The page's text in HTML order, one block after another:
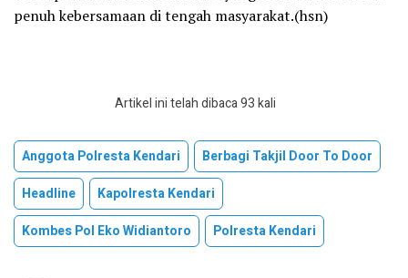
penuh kebersamaan di tengah masyarakat.(hsn)
Artikel ini telah dibaca 93 kali
Anggota Polresta Kendari
Berbagi Takjil Door To Door
Headline
Kapolresta Kendari
Kombes Pol Eko Widiantoro
Polresta Kendari